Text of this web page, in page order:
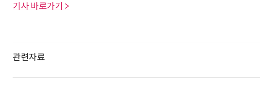
기사 바로가기 >
관련자료